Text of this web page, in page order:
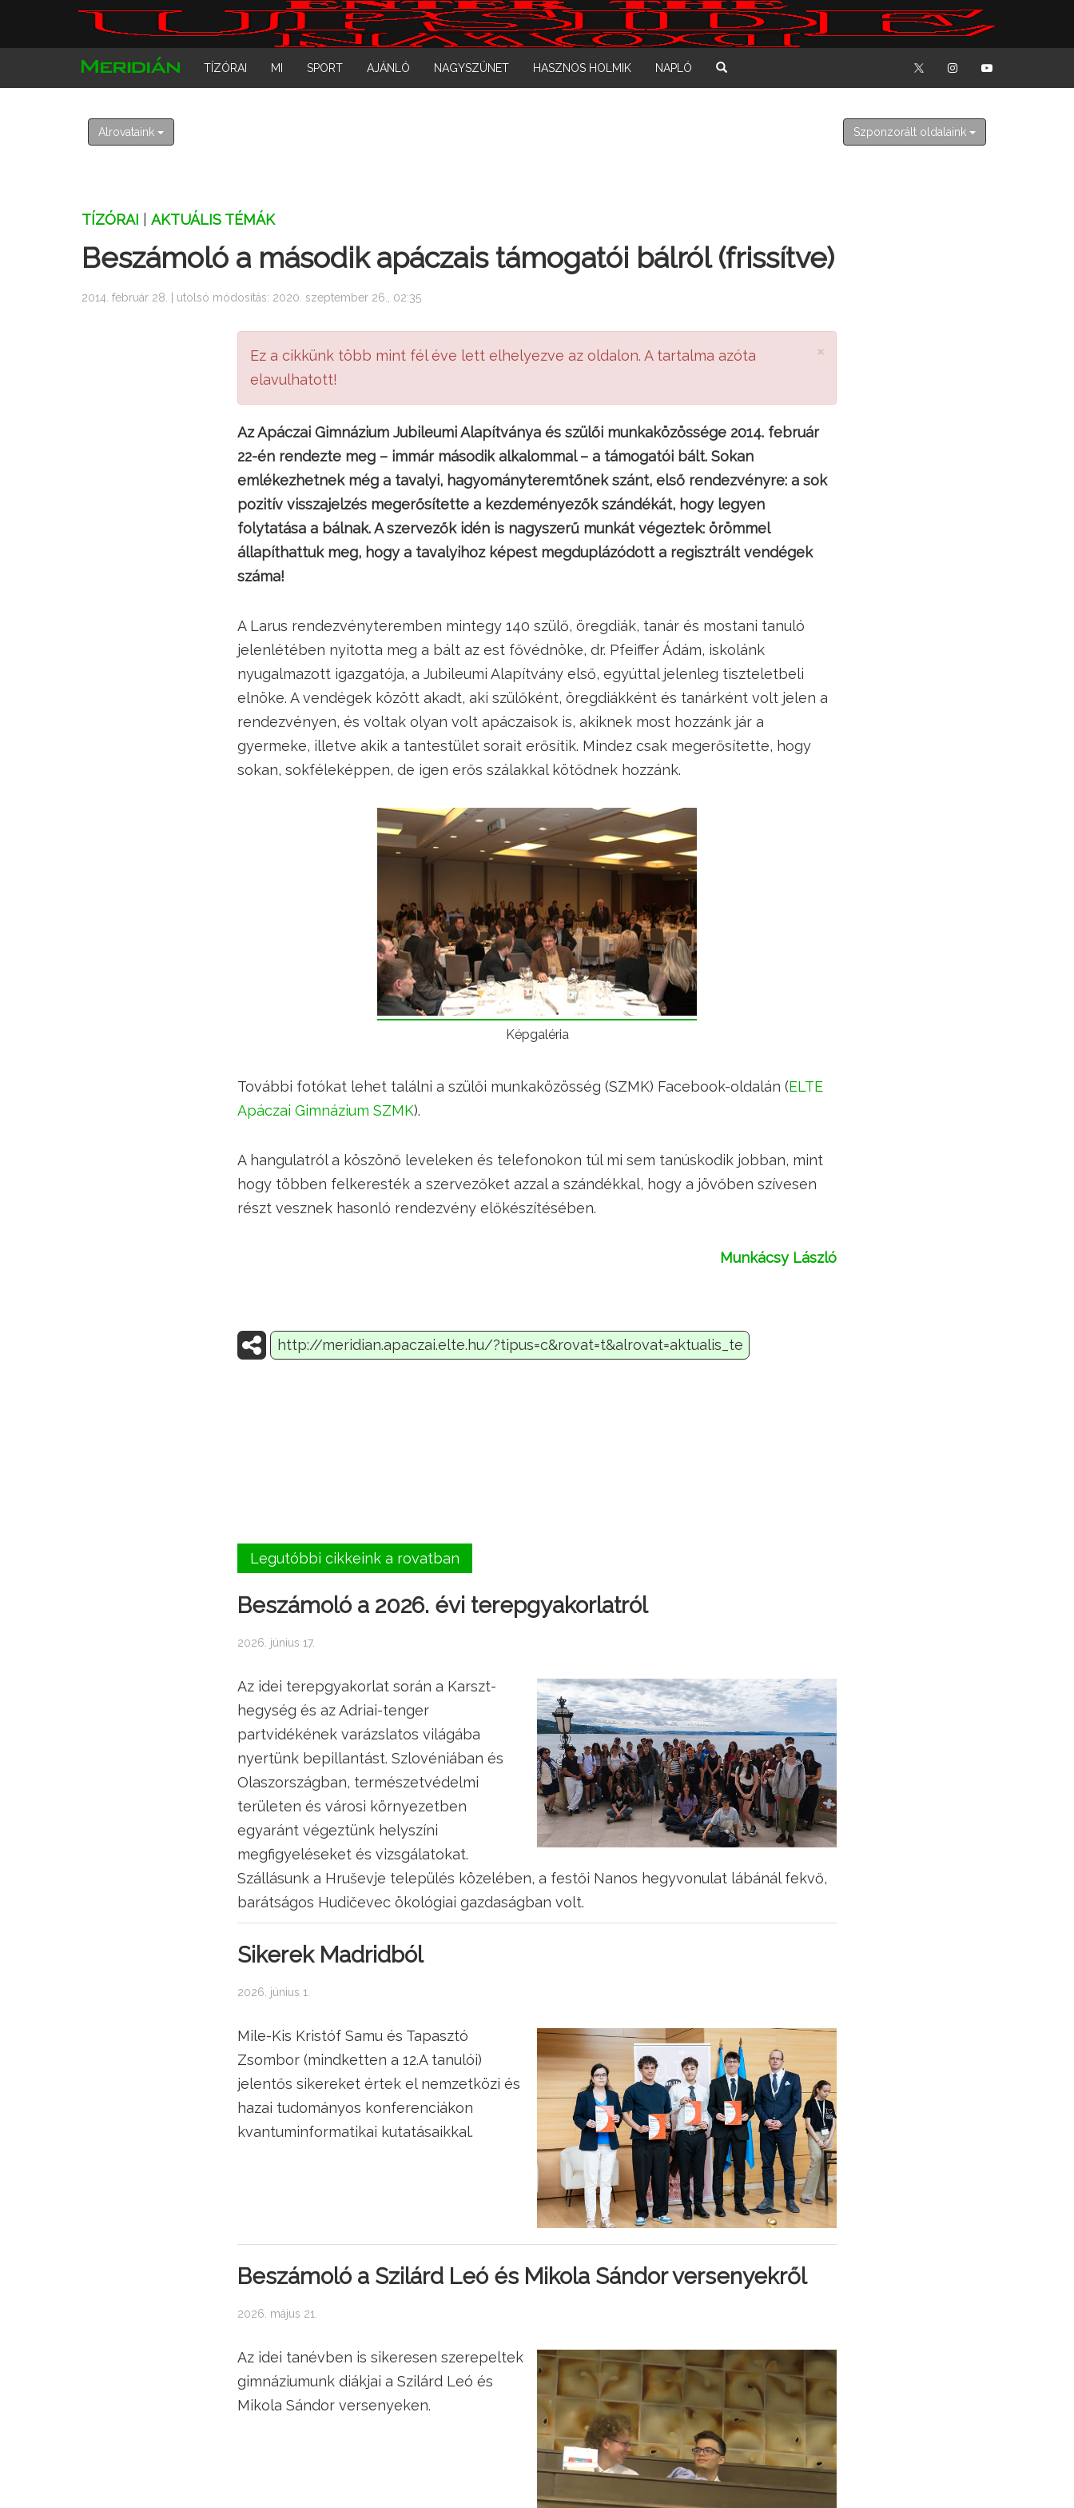
2026. augusztus 6. csütörtök
Berta, Bettina
TÍZÓRAI MI SPORT AJÁNLÓ NAGYSZÜNET HASZNOS HOLMIK NAPLÓ
Alrovataink Szponzorált oldalaink
TÍZÓRAI AKTUÁLIS TÉMÁK
Beszámoló a második apáczais támogatói bálról (frissítve)
2014. február 28. | utolsó módosítás: 2020. szeptember 26., 02:35
×
Ez a cikkünk több mint fél éve lett elhelyezve az oldalon. A tartalma azóta
elavulhatott!
Az Apáczai Gimnázium Jubileumi Alapítványa és szülői munkaközössége 2014. február
22-én rendezte meg – immár második alkalommal – a támogatói bált. Sokan
emlékezhetnek még a tavalyi, hagyományteremtőnek szánt, első rendezvényre: a sok
pozitív visszajelzés megerősítette a kezdeményezők szándékát, hogy legyen
folytatása a bálnak. A szervezők idén is nagyszerű munkát végeztek: örömmel
állapíthattuk meg, hogy a tavalyihoz képest megduplázódott a regisztrált vendégek
száma!
A Larus rendezvényteremben mintegy 140 szülő, öregdiák, tanár és mostani tanuló
jelenlétében nyitotta meg a bált az est fővédnöke, dr. Pfeiffer Ádám, iskolánk
nyugalmazott igazgatója, a Jubileumi Alapítvány első, egyúttal jelenleg tiszteletbeli
elnöke. A vendégek között akadt, aki szülőként, öregdiákként és tanárként volt jelen a
rendezvényen, és voltak olyan volt apáczaisok is, akiknek most hozzánk jár a
gyermeke, illetve akik a tantestület sorait erősítik. Mindez csak megerősítette, hogy
sokan, sokféleképpen, de igen erős szálakkal kötődnek hozzánk.
Képgaléria
További fotókat lehet találni a szülői munkaközösség (SZMK) Facebook-oldalán (ELTE
Apáczai Gimnázium SZMK).
A hangulatról a köszönő leveleken és telefonokon túl mi sem tanúskodik jobban, mint
hogy többen felkeresték a szervezőket azzal a szándékkal, hogy a jövőben szívesen
részt vesznek hasonló rendezvény előkészítésében.
Munkácsy László
Legutóbbi cikkeink a rovatban
Beszámoló a 2026. évi terepgyakorlatról
2026. június 17.
Az idei terepgyakorlat során a Karszt-
hegység és az Adriai-tenger
partvidékének varázslatos világába
nyertünk bepillantást. Szlovéniában és
Olaszországban, természetvédelmi
területen és városi környezetben
egyaránt végeztünk helyszíni
megfigyeléseket és vizsgálatokat.
Szállásunk a Hruševje település közelében, a festői Nanos hegyvonulat lábánál fekvő,
barátságos Hudičevec ökológiai gazdaságban volt.
Sikerek Madridból
2026. június 1.
Mile-Kis Kristóf Samu és Tapasztó
Zsombor (mindketten a 12.A tanulói)
jelentős sikereket értek el nemzetközi és
hazai tudományos konferenciákon
kvantuminformatikai kutatásaikkal.
Beszámoló a Szilárd Leó és Mikola Sándor versenyekről
2026. május 21.
Az idei tanévben is sikeresen szerepeltek
gimnáziumunk diákjai a Szilárd Leó és
Mikola Sándor versenyeken.